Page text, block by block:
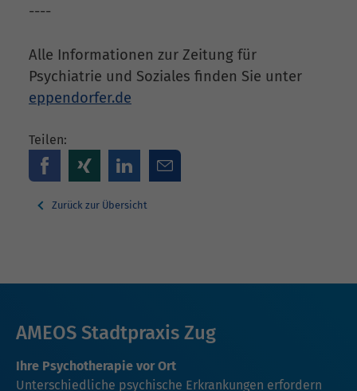
----
Alle Informationen zur Zeitung für
Psychiatrie und Soziales finden Sie unter
eppendorfer.de
Teilen:
Zurück zur Übersicht
AMEOS Stadtpraxis Zug
Ihre Psychotherapie vor Ort
Unterschiedliche psychische Erkrankungen erfordern